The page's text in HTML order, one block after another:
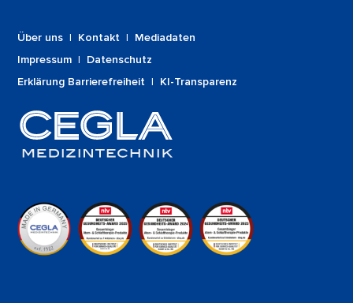
Über uns | Kontakt | Mediadaten
Impressum | Datenschutz
Erklärung Barrierefreiheit | KI-Transparenz